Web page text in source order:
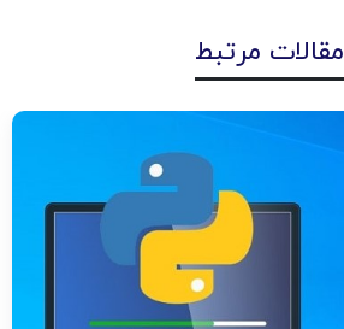
مقالات مرتبط